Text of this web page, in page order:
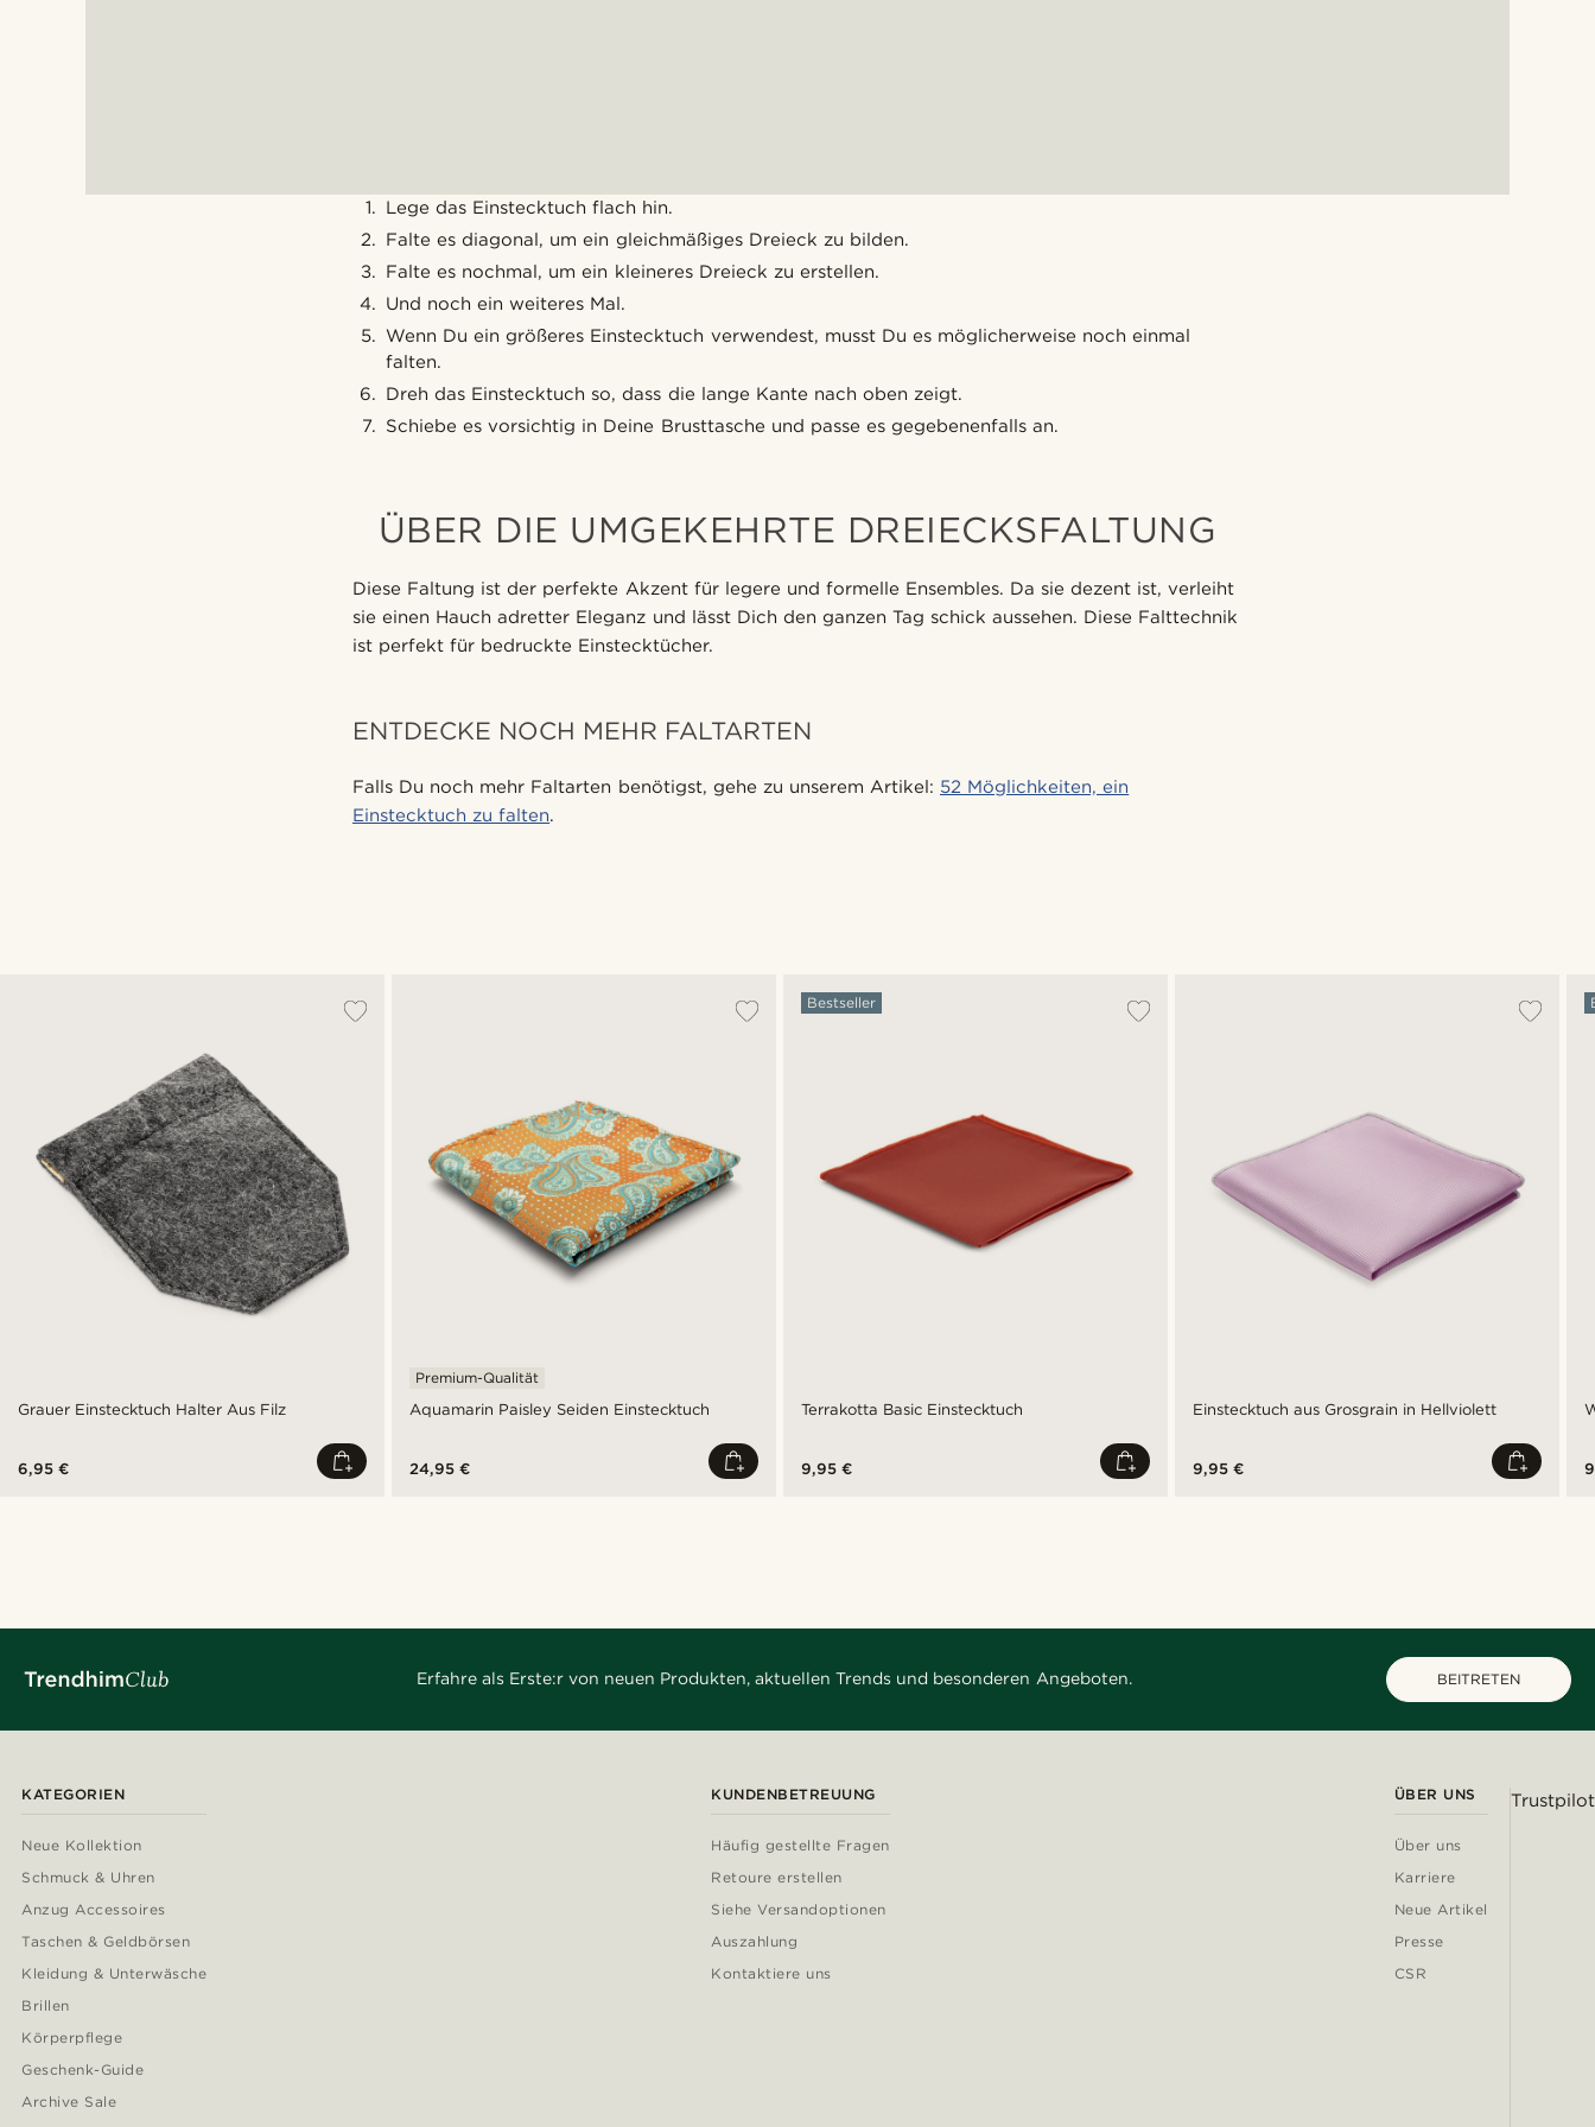
Lege das Einstecktuch flach hin.
Falte es diagonal, um ein gleichmäßiges Dreieck zu bilden.
Falte es nochmal, um ein kleineres Dreieck zu erstellen.
Und noch ein weiteres Mal.
Wenn Du ein größeres Einstecktuch verwendest, musst Du es möglicherweise noch einmal
falten.
Dreh das Einstecktuch so, dass die lange Kante nach oben zeigt.
Schiebe es vorsichtig in Deine Brusttasche und passe es gegebenenfalls an.
ÜBER DIE UMGEKEHRTE DREIECKSFALTUNG
Diese Faltung ist der perfekte Akzent für legere und formelle Ensembles. Da sie dezent ist, verleiht
sie einen Hauch adretter Eleganz und lässt Dich den ganzen Tag schick aussehen. Diese Falttechnik
ist perfekt für bedruckte Einstecktücher.
ENTDECKE NOCH MEHR FALTARTEN
Falls Du noch mehr Faltarten benötigst, gehe zu unserem Artikel: 52 Möglichkeiten, ein
Einstecktuch zu falten.
Grauer Einstecktuch Halter Aus Filz
6,95 €
Aquamarin Paisley Seiden Einstecktuch
Premium-Qualität
24,95 €
Terrakotta Basic Einstecktuch
Bestseller
9,95 €
Einstecktuch aus Grosgrain in Hellviolett
9,95 €
Erfahre als Erste:r von neuen Produkten, aktuellen Trends und besonderen Angeboten. BEITRETEN
KATEGORIEN
Neue Kollektion
Schmuck & Uhren
Anzug Accessoires
Taschen & Geldbörsen
Kleidung & Unterwäsche
Brillen
Körperpflege
Geschenk-Guide
Archive Sale
KUNDENBETREUUNG
Häufig gestellte Fragen
Retoure erstellen
Siehe Versandoptionen
Auszahlung
Kontaktiere uns
ÜBER UNS
Über uns
Karriere
Neue Artikel
Presse
CSR
Trustpilot